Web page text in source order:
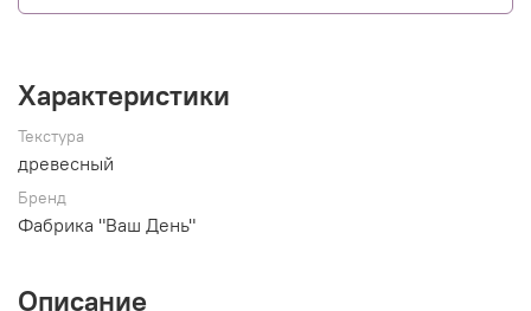
Характеристики
Текстура
древесный
Бренд
Фабрика "Ваш День"
Описание